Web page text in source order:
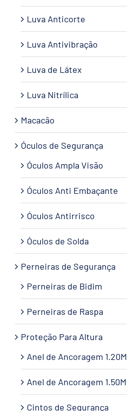
Luva Anticorte
Luva Antivibração
Luva de Látex
Luva Nitrílica
Macacão
Óculos de Segurança
Óculos Ampla Visão
Óculos Anti Embaçante
Óculos Antirrisco
Óculos de Solda
Perneiras de Segurança
Perneiras de Bidim
Perneiras de Raspa
Proteção Para Altura
Anel de Ancoragem 1.20M
Anel de Ancoragem 1.50M
Cintos de Segurança